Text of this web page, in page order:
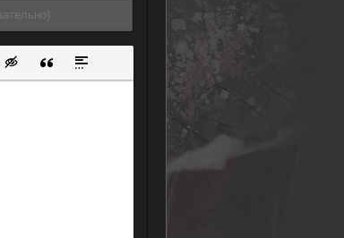
ссылку
смайликскрытого текста
Вставка цитаты
Вставка спойлера